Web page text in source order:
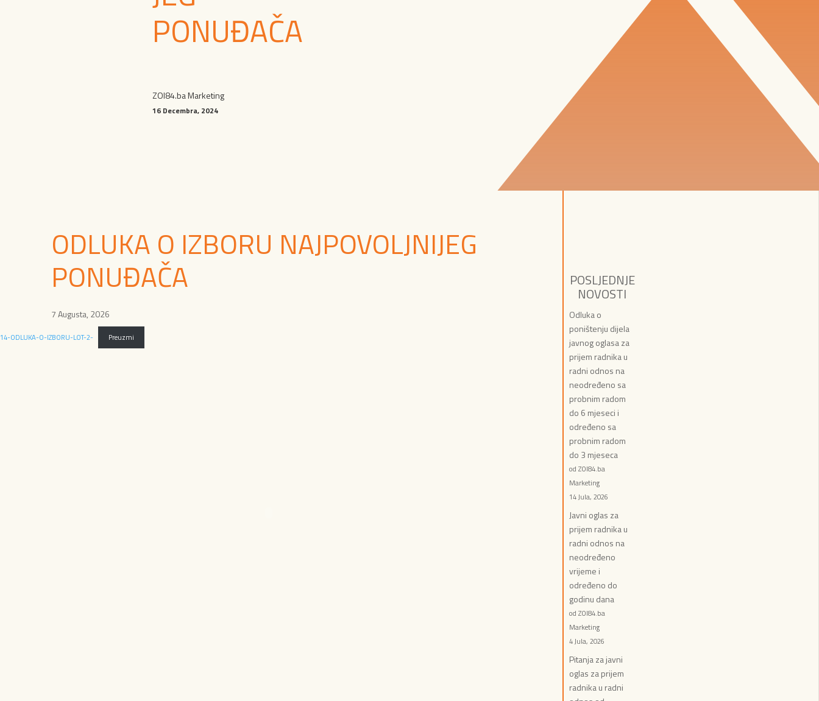
PONUĐAČA
ZOI84.ba Marketing
16 Decembra, 2024
ODLUKA O IZBORU NAJPOVOLJNIJEG
PONUĐAČA
7 Augusta, 2026
14-ODLUKA-O-IZBORU-LOT-2- Preuzmi
POSLJEDNJE
NOVOSTI
Odluka o
poništenju dijela
javnog oglasa za
prijem radnika u
radni odnos na
neodređeno sa
probnim radom
do 6 mjeseci i
određeno sa
probnim radom
do 3 mjeseca
od ZOI84.ba
Marketing
14 Jula, 2026
Javni oglas za
prijem radnika u
radni odnos na
neodređeno
vrijeme i
određeno do
godinu dana
od ZOI84.ba
Marketing
4 Jula, 2026
Pitanja za javni
oglas za prijem
radnika u radni